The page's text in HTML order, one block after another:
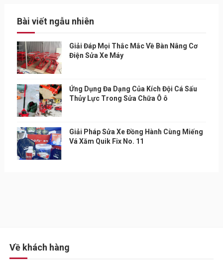
Bài viết ngẫu nhiên
Giải Đáp Mọi Thắc Mắc Về Bàn Nâng Cơ
Điện Sửa Xe Máy
Ứng Dụng Đa Dạng Của Kích Đội Cá Sấu
Thủy Lực Trong Sửa Chữa Ô ô
Giải Pháp Sửa Xe Đồng Hành Cùng Miếng
Vá Xăm Quik Fix No. 11
Về khách hàng